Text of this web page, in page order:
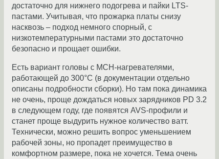
достаточно для нижнего подогрева и пайки LTS-
пастами. Учитывая, что прожарка платы снизу
насквозь – подход немного спорный, с
низкотемпературными пастами это достаточно
безопасно и прощает ошибки.
Есть вариант головы с MCH-нагревателями,
работающей до 300°C (в документации отдельно
описаны подробности сборки). Но там пока динамика
не очень, проще дождаться новых зарядников PD 3.2
в следующем году, где появятся AVS-профили и
станет проще выдурить нужное количество ватт.
Технически, можно решить вопрос уменьшением
рабочей зоны, но пропадет преимущество в
комфортном размере, пока не хочется. Тема очень